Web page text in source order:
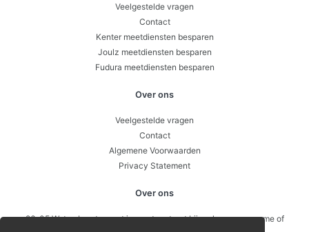
Veelgestelde vragen
Contact
Kenter meetdiensten besparen
Joulz meetdiensten besparen
Fudura meetdiensten besparen
Over ons
Veelgestelde vragen
Contact
Algemene Voorwaarden
Privacy Statement
Over ons
26-05 Wat gebeurt er met je meetcontract bij verkoop, overname of